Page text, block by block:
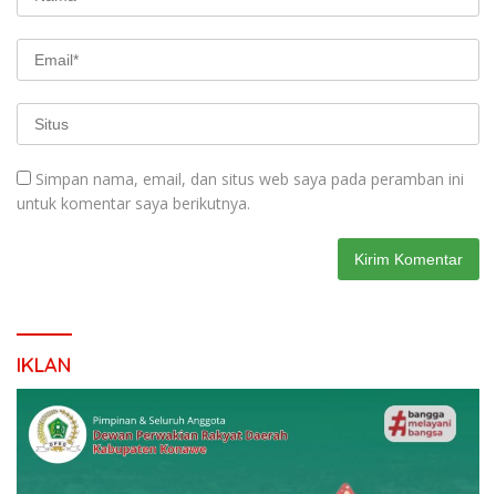
Simpan nama, email, dan situs web saya pada peramban ini
untuk komentar saya berikutnya.
IKLAN